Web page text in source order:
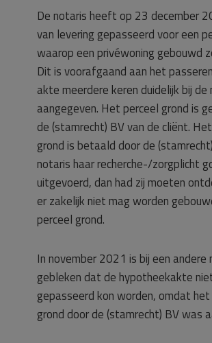
De notaris heeft op 23 december
van levering gepasseerd voor een
waarop een privéwoning gebouwd
Dit is voorafgaand aan het
akte meerdere keren duidelijk bij de
aangegeven. Het perceel grond is
de (stamrecht) BV van de cliënt.
grond is betaald door de
notaris haar recherche-/zorgplicht
uitgevoerd, dan had zij moeten
er zakelijk niet mag worden
perceel grond.
In november 2021 is bij een andere
gebleken dat de hypotheekakte
gepasseerd kon worden, omdat
grond door de (stamrecht) BV was